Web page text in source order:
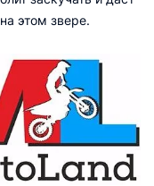
этом звере.